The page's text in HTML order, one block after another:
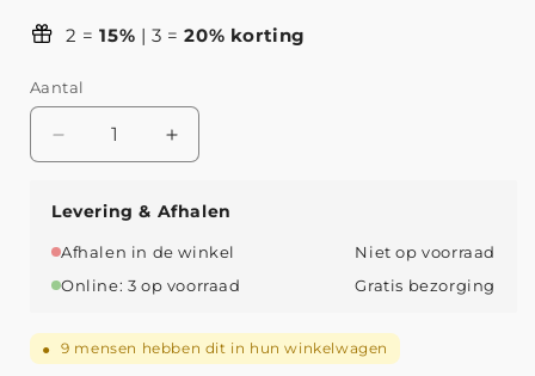
2 =15% | 3 =20% korting
Aantal
Aantal
verlagen
Nature&#39;s
Finest
Liver
Aantal
verhogen
Nature&#39;s
Finest
Liver
Levering & Afhalen
Afhalen in de winkel
Niet op voorraad
Online: 3 op voorraad
Gratis bezorging
● 9 mensen hebben dit in hun winkelwagen